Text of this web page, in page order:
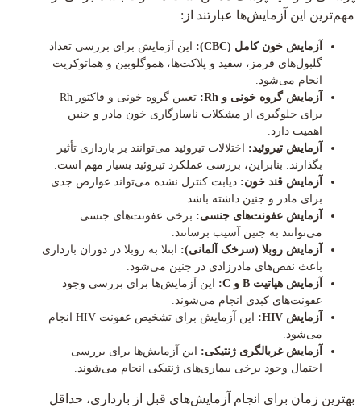
مهم‌ترین این آزمایش‌ها عبارتند از:
آزمایش خون کامل (CBC):
این آزمایش برای بررسی تعداد
گلبول‌های قرمز، سفید و پلاکت‌ها، هموگلوبین و هماتوکریت
انجام می‌شود.
آزمایش گروه خونی و Rh:
تعیین گروه خونی و فاکتور Rh
برای جلوگیری از مشکلات ناسازگاری خون مادر و جنین
اهمیت دارد.
آزمایش تیروئید: اختلالات تیروئید می‌توانند بر بارداری تأثیر
بگذارند. بنابراین، بررسی عملکرد تیروئید بسیار مهم است.
آزمایش قند خون: دیابت کنترل نشده می‌تواند عوارض جدی
برای مادر و جنین داشته باشد.
آزمایش عفونت‌های جنسی: برخی عفونت‌های جنسی
می‌توانند به جنین آسیب برسانند.
آزمایش روبلا (سرخک آلمانی): ابتلا به روبلا در دوران بارداری
باعث نقص‌های مادرزادی در جنین می‌شود.
آزمایش هپاتیت B و C:
این آزمایش‌ها برای بررسی وجود
عفونت‌های کبدی انجام می‌شوند.
آزمایش HIV:
این آزمایش برای تشخیص عفونت HIV انجام
می‌شود.
آزمایش غربالگری ژنتیکی: این آزمایش‌ها برای بررسی
احتمال وجود برخی بیماری‌های ژنتیکی انجام می‌شوند.
بهترین زمان برای انجام آزمایش‌های قبل از بارداری، حداقل